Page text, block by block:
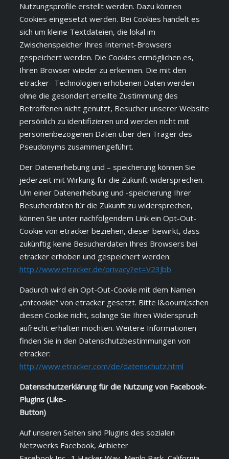
Nutzungsprofile erstellt werden. Dazu können
Cookies eingesetzt werden. Bei Cookies handelt es
sich um kleine Textdateien, die lokal im
Zwischenspeicher Ihres Internet-Browsers
gespeichert werden. Die Cookies ermöglichen es,
Ihren Browser wieder zu erkennen. Die mit den
etracker- Technologien erhobenen Daten werden
ohne die gesondert erteilte Zustimmung des
Betroffenen nicht genutzt, Besucher unserer Website
persönlich zu identifizieren und werden nicht mit
personenbezogenen Daten über den Träger des
Pseudonyms zusammengeführt.
Der Datenerhebung und – speicherung können Sie
jederzeit mit Wirkung für die Zukunft widersprechen.
Um einer Datenerhebung und -speicherung Ihrer
Besucherdaten für die Zukunft zu widersprechen,
können Sie unter nachfolgendem Link ein Opt-Out-
Cookie von etracker beziehen, dieser bewirkt, dass
zukünftig keine Besucherdaten Ihres Browsers bei
etracker erhoben und gespeichert werden:
http://www.etracker.de/privacy?et=V23Jbb
Dadurch wird ein Opt-Out-Cookie mit dem Namen
„cntcookie“ von etracker gesetzt. Bitte l&oouml;schen
diesen Cookie nicht, solange Sie Ihren Widerspruch
aufrecht erhalten möchten. Weitere Informationen
finden Sie in den Datenschutzbestimmungen von
etracker:
http://www.etracker.com/de/datenschutz.html
Datenschutzerklärung für die Nutzung von Facebook-
Plugins (Like-
Button)
Auf unseren Seiten sind Plugins des sozialen
Netzwerks Facebook, Anbieter